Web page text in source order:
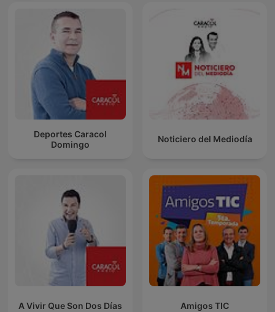
Deportes Caracol
Domingo
Noticiero del Mediodía
A Vivir Que Son Dos Días Amigos TIC